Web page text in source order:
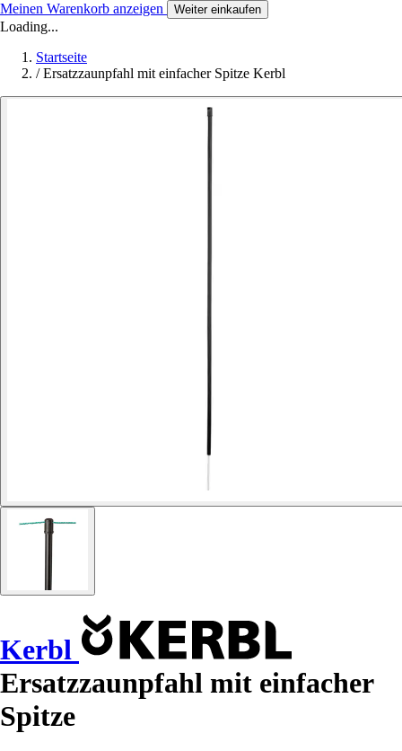
Meinen Warenkorb anzeigen Weiter einkaufen
Loading...
Startseite
/ Ersatzzaunpfahl mit einfacher Spitze Kerbl
Kerbl
Ersatzzaunpfahl mit einfacher
Spitze